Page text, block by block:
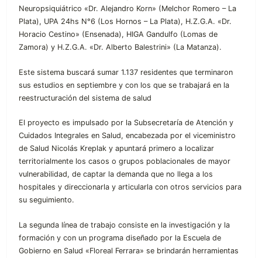
Neuropsiquiátrico «Dr. Alejandro Korn» (Melchor Romero – La
Plata), UPA 24hs N°6 (Los Hornos – La Plata), H.Z.G.A. «Dr.
Horacio Cestino» (Ensenada), HIGA Gandulfo (Lomas de
Zamora) y H.Z.G.A. «Dr. Alberto Balestrini» (La Matanza).
Este sistema buscará sumar 1.137 residentes que terminaron
sus estudios en septiembre y con los que se trabajará en la
reestructuración del sistema de salud
El proyecto es impulsado por la Subsecretaría de Atención y
Cuidados Integrales en Salud, encabezada por el viceministro
de Salud Nicolás Kreplak y apuntará primero a localizar
territorialmente los casos o grupos poblacionales de mayor
vulnerabilidad, de captar la demanda que no llega a los
hospitales y direccionarla y articularla con otros servicios para
su seguimiento.
La segunda línea de trabajo consiste en la investigación y la
formación y con un programa diseñado por la Escuela de
Gobierno en Salud «Floreal Ferrara» se brindarán herramientas